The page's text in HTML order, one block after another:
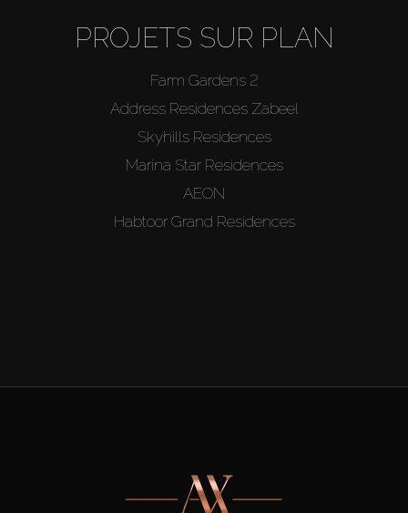
PROJETS SUR PLAN
Farm Gardens 2
Address Residences Zabeel
Skyhills Residences
Marina Star Residences
AEON
Habtoor Grand Residences